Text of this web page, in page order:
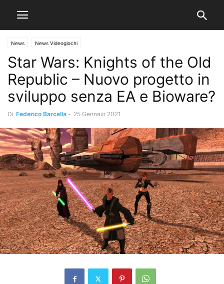
News News Videogiochi
Star Wars: Knights of the Old
Republic – Nuovo progetto in
sviluppo senza EA e Bioware?
Di Federico Barcella - 25 Gennaio 2021